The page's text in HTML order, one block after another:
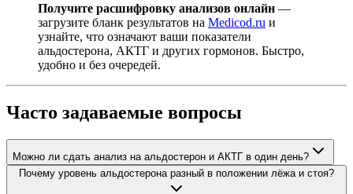
Получите расшифровку анализов онлайн —
загрузите бланк результатов на Medicod.ru и
узнайте, что означают ваши показатели
альдостерона, АКТГ и других гормонов. Быстро,
удобно и без очередей.
Часто задаваемые вопросы
Можно ли сдать анализ на альдостерон и АКТГ в один день?
Почему уровень альдостерона разный в положении лёжа и стоя?